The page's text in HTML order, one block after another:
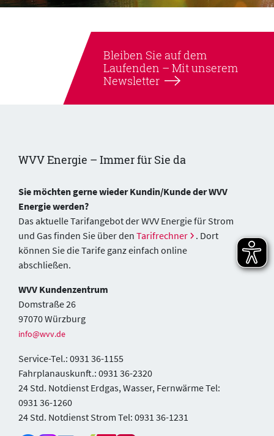
Bleiben Sie auf dem
Laufenden – Mit unserem
Newsletter
WVV Energie – Immer für Sie da
Sie möchten gerne wieder Kundin/Kunde der WVV
Energie werden?
Das aktuelle Tarifangebot der WVV Energie für Strom
und Gas finden Sie über den Tarifrechner
. Dort
können Sie die Tarife ganz einfach online
abschließen.
WVV Kundenzentrum
Domstraße 26
97070 Würzburg
info@wvv.de
Service-Tel.: 0931 36-1155
Fahrplanauskunft.: 0931 36-2320
24 Std. Notdienst Erdgas, Wasser, Fernwärme Tel:
0931 36-1260
24 Std. Notdienst Strom Tel: 0931 36-1231